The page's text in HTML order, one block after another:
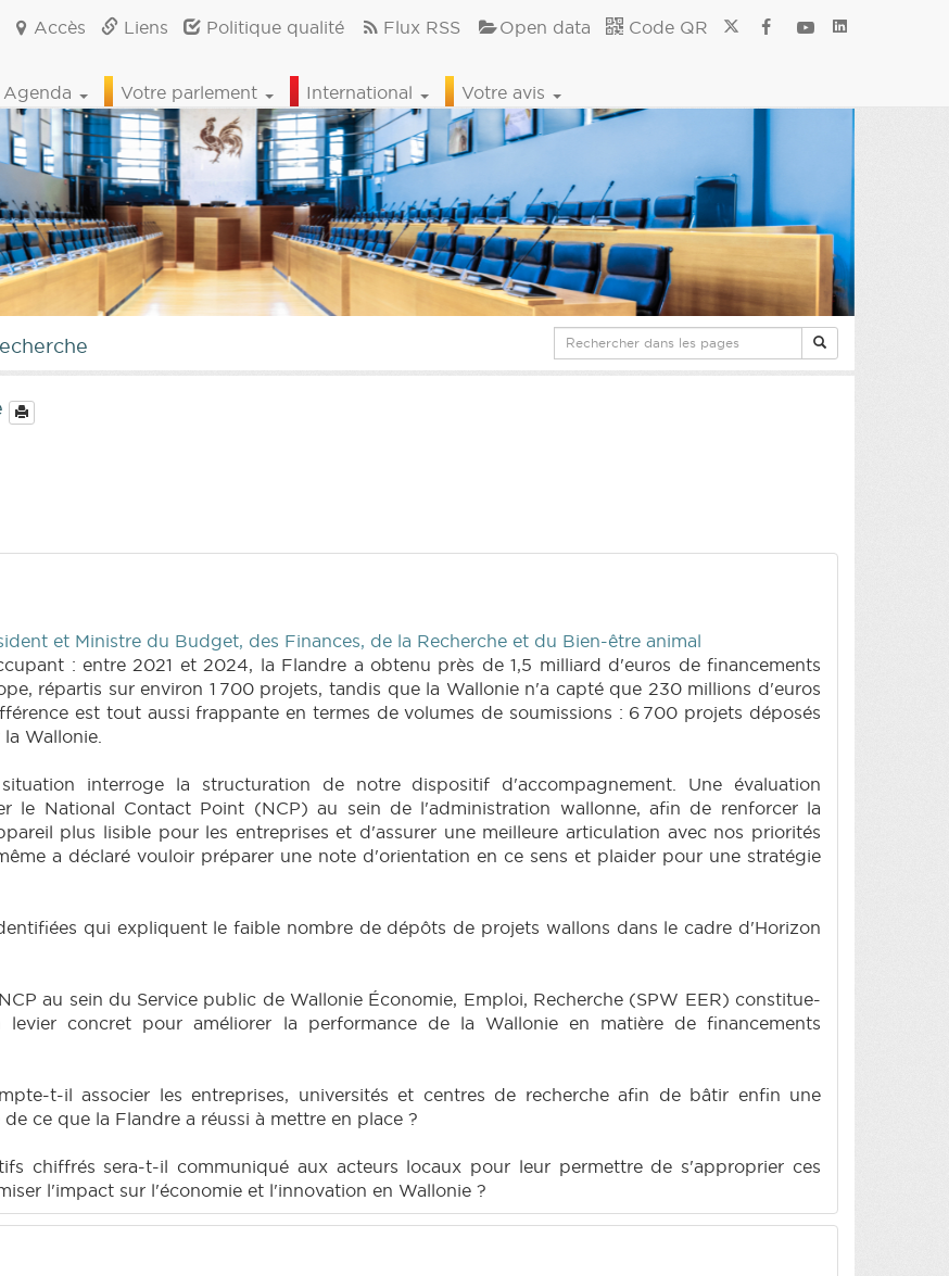
Accès Liens Politique qualité Flux RSS Open data Code QR
Agenda Votre parlement International Votre avis
et Ministre du Budget, des Finances, de la Recherche et du Bien-être animal
: entre 2021 et 2024, la Flandre a obtenu près de 1,5 milliard d'euros de financements
répartis sur environ 1 700 projets, tandis que la Wallonie n'a capté que 230 millions d'euros
est tout aussi frappante en termes de volumes de soumissions : 6 700 projets déposés
Wallonie.
interroge la structuration de notre dispositif d'accompagnement. Une évaluation
le National Contact Point (NCP) au sein de l'administration wallonne, afin de renforcer la
plus lisible pour les entreprises et d'assurer une meilleure articulation avec nos priorités
a déclaré vouloir préparer une note d'orientation en ce sens et plaider pour une stratégie
qui expliquent le faible nombre de dépôts de projets wallons dans le cadre d'Horizon
au sein du Service public de Wallonie Économie, Emploi, Recherche (SPW EER) constitue-
concret pour améliorer la performance de la Wallonie en matière de financements
t-il associer les entreprises, universités et centres de recherche afin de bâtir enfin une
ce que la Flandre a réussi à mettre en place ?
chiffrés sera-t-il communiqué aux acteurs locaux pour leur permettre de s'approprier ces
l'impact sur l'économie et l'innovation en Wallonie ?